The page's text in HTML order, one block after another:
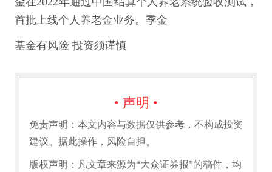
首批上线个人养老金业务。季金
基金有风险 投资须谨慎
• 声明 •
免责声明：本文内容与数据仅供参考，不构成投资
建议。据此操作，风险自担。
版权声明：凡文章来源为“大众证券报”的稿件，均